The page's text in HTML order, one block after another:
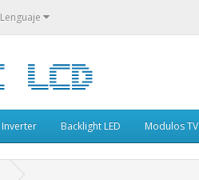
Lenguaje
Inverter Backlight LED Modulos TV